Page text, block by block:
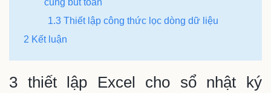
cùng bút toán
1.3 Thiết lập công thức lọc dòng dữ liệu
2 Kết luận
3 thiết lập Excel cho sổ nhật ký